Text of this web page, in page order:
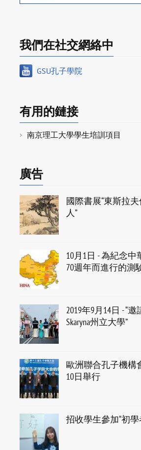
我們在社交網絡中
GSU孔子學院
有用的鏈接
南京理工大學學生培訓項目
廣告
國際書展“東斯拉
人”
10月1日 - 為紀念
70週年而進行的測
2019年9月14日 - “
Skaryna州立大學”
歐洲聯合孔子機構
10日舉行
招收學生參加“初